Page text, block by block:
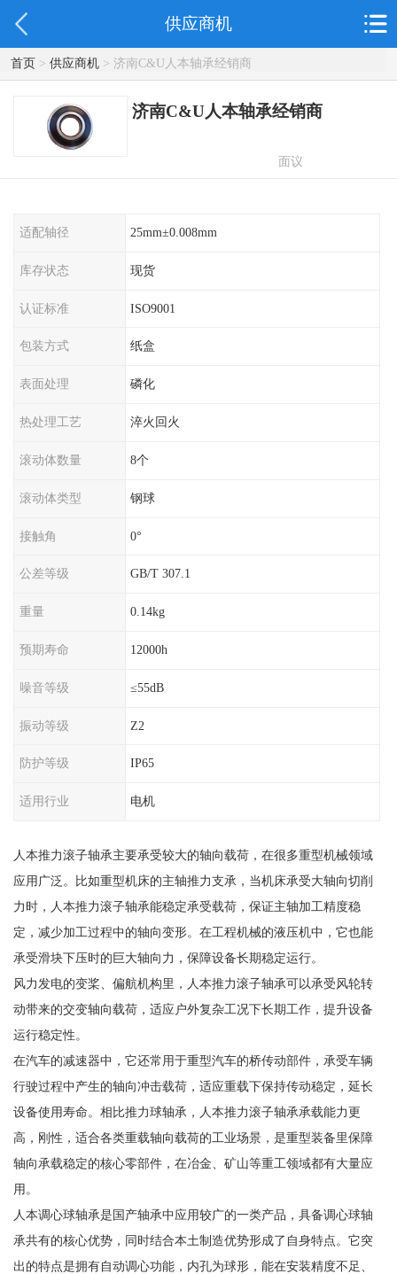
供应商机
首页> 供应商机> 济南C&U人本轴承经销商
济南C&U人本轴承经销商
面议
适配轴径 25mm±0.008mm
库存状态 现货
认证标准 ISO9001
包装方式 纸盒
表面处理 磷化
热处理工艺 淬火回火
滚动体数量 8个
滚动体类型 钢球
接触角 0°
公差等级 GB/T 307.1
重量 0.14kg
预期寿命 12000h
噪音等级 ≤55dB
振动等级 Z2
防护等级 IP65
适用行业 电机
人本推力滚子轴承主要承受较大的轴向载荷，在很多重型机械领域
应用广泛。比如重型机床的主轴推力支承，当机床承受大轴向切削
力时，人本推力滚子轴承能稳定承受载荷，保证主轴加工精度稳
定，减少加工过程中的轴向变形。在工程机械的液压机中，它也能
承受滑块下压时的巨大轴向力，保障设备长期稳定运行。
风力发电的变桨、偏航机构里，人本推力滚子轴承可以承受风轮转
动带来的交变轴向载荷，适应户外复杂工况下长期工作，提升设备
运行稳定性。
在汽车的减速器中，它还常用于重型汽车的桥传动部件，承受车辆
行驶过程中产生的轴向冲击载荷，适应重载下保持传动稳定，延长
设备使用寿命。相比推力球轴承，人本推力滚子轴承承载能力更
高，刚性，适合各类重载轴向载荷的工业场景，是重型装备里保障
轴向承载稳定的核心零部件，在冶金、矿山等重工领域都有大量应
用。
人本调心球轴承是国产轴承中应用较广的一类产品，具备调心球轴
承共有的核心优势，同时结合本土制造优势形成了自身特点。它突
出的特点是拥有自动调心功能，内孔为球形，能在安装精度不足、